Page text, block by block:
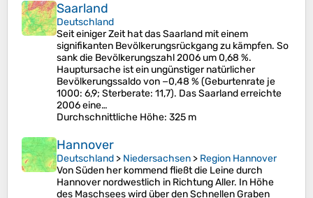
Saarland
Deutschland
Seit einiger Zeit hat das Saarland mit einem
signifikanten Bevölkerungsrückgang zu kämpfen. So
sank die Bevölkerungszahl 2006 um 0,68 %.
Hauptursache ist ein ungünstiger natürlicher
Bevölkerungssaldo von −0,48 % (Geburtenrate je
1000: 6,9; Sterberate: 11,7). Das Saarland erreichte
2006 eine…
Durchschnittliche Höhe: 325 m
Hannover
Deutschland > Niedersachsen > Region Hannover
Von Süden her kommend fließt die Leine durch
Hannover nordwestlich in Richtung Aller. In Höhe
des Maschsees wird über den Schnellen Graben